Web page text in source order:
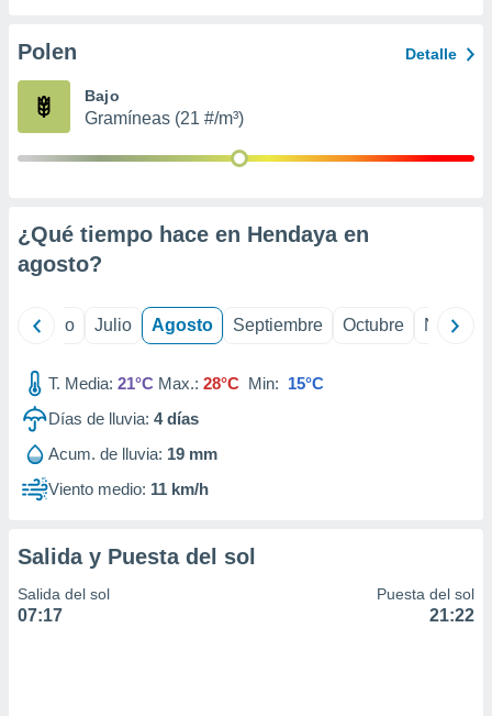
e
mediante
publicidad
publicidad
de
Polen Detalle
Bajo
Gramíneas (21 #/m³)
¿Qué tiempo hace en Hendaya en
agosto?
Junio Julio Agosto Septiembre Octubre
T. Media: 21°C Max.: 28°C Min: 15°C
Días de lluvia: 4días
Acum. de lluvia: 19 mm
Viento medio: 11 km/h
Salida y Puesta del sol
Salida del sol
07:17
Puesta del sol
21:22